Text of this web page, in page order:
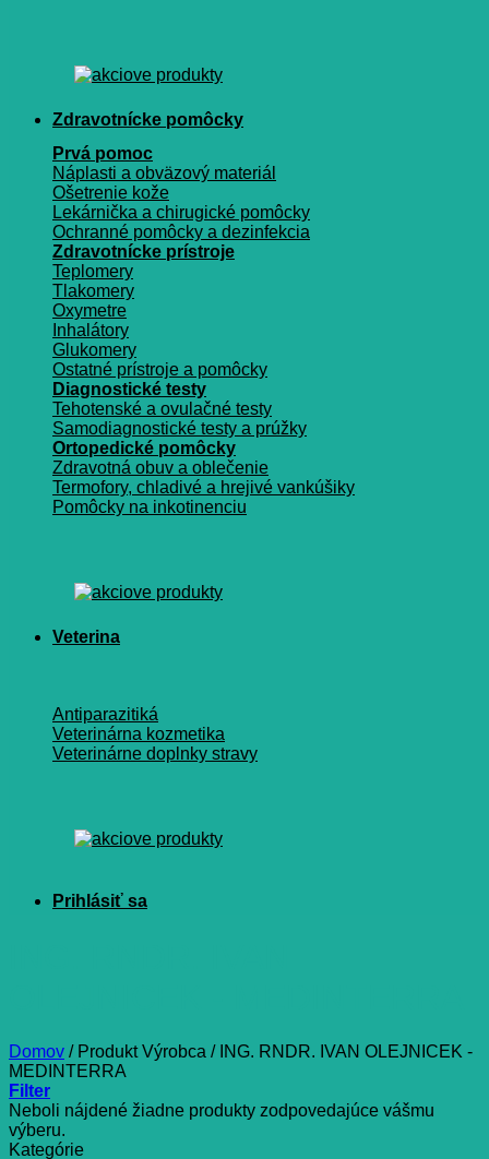
Zdravotnícke pomôcky
Prvá pomoc
Náplasti a obväzový materiál
Ošetrenie kože
Lekárnička a chirugické pomôcky
Ochranné pomôcky a dezinfekcia
Zdravotnícke prístroje
Teplomery
Tlakomery
Oxymetre
Inhalátory
Glukomery
Ostatné prístroje a pomôcky
Diagnostické testy
Tehotenské a ovulačné testy
Samodiagnostické testy a prúžky
Ortopedické pomôcky
Zdravotná obuv a oblečenie
Termofory, chladivé a hrejivé vankúšiky
Pomôcky na inkotinenciu
Veterina
Antiparazitiká
Veterinárna kozmetika
Veterinárne doplnky stravy
Domov /Produkt Výrobca /ING. RNDR. IVAN OLEJNICEK -
MEDINTERRA
Filter
Neboli nájdené žiadne produkty zodpovedajúce vášmu
výberu.
Kategórie